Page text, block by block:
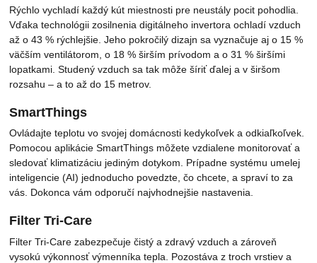
Rýchlo vychladí každý kút miestnosti pre neustály pocit pohodlia.
Vďaka technológii zosilnenia digitálneho invertora ochladí vzduch
až o 43 % rýchlejšie. Jeho pokročilý dizajn sa vyznačuje aj o 15 %
väčším ventilátorom, o 18 % širším prívodom a o 31 % širšími
lopatkami. Studený vzduch sa tak môže šíriť ďalej a v širšom
rozsahu – a to až do 15 metrov.
SmartThings
Ovládajte teplotu vo svojej domácnosti kedykoľvek a odkiaľkoľvek.
Pomocou aplikácie SmartThings môžete vzdialene monitorovať a
sledovať klimatizáciu jediným dotykom. Prípadne systému umelej
inteligencie (AI) jednoducho povedzte, čo chcete, a spraví to za
vás. Dokonca vám odporučí najvhodnejšie nastavenia.
Filter Tri-Care
Filter Tri-Care zabezpečuje čistý a zdravý vzduch a zároveň
vysokú výkonnosť výmenníka tepla. Pozostáva z troch vrstiev a